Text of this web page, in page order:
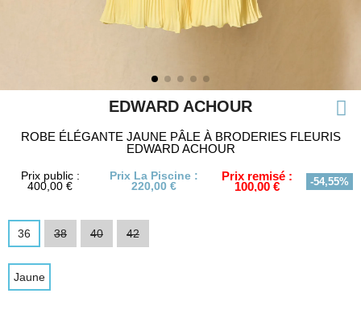
EDWARD ACHOUR
ROBE ÉLÉGANTE JAUNE PÂLE À BRODERIES FLEURIS
EDWARD ACHOUR
Prix public :
400,00 €
Prix La Piscine :
220,00 €
Prix remisé :
100,00 € -54,55%
36 38 40 42
Jaune